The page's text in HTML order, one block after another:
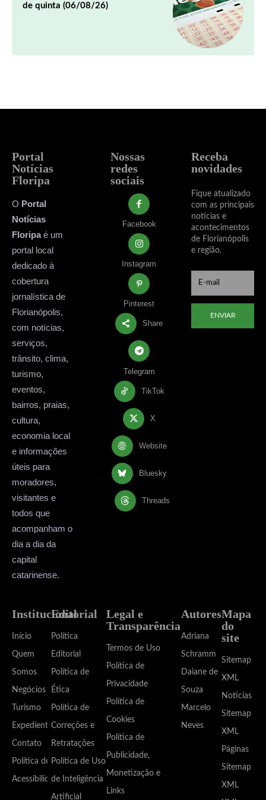
de quinta (06/08/26)
Portal
Notícias
Floripa
O Portal
Notícias
Floripaé um
portal local
dedicado à
cobertura
jornalística de
Florianópolis,
com notícias,
serviços,
trânsito, clima,
turismo,
eventos,
bairros, praias,
cultura,
economia local
e informações
úteis para
moradores,
visitantes e
todos que
acompanham o
dia a dia da
capital
catarinense.
Nossas
redes
sociais
Facebook
Instagram
Pinterest
Share
Telegram
TikTok
X
Website
Bluesky
Threads
Receba
novidades
Fique atualizado
com as principais
notícias e
acontecimentos
de Florianópolis
e região.
ENVIAR
Institucional
Início
Quem
Somos
Negócios
Turismo
Expediente
Contato
Política de
Acessibilidade
Editorial
Política
Editorial
Política de
Ética
Política de
Correções e
Retratações
Política de Uso
de Inteligência
Artificial
Legal e
Transparência
Termos de Uso
Política de
Privacidade
Política de
Cookies
Política de
Publicidade,
Monetização e
Links
Autores
Adriana
Schramm
Daiane de
Souza
Marcelo
Neves
Mapa
do
site
Sitemap
XML
Notícias
Sitemap
XML
Páginas
Sitemap
XML